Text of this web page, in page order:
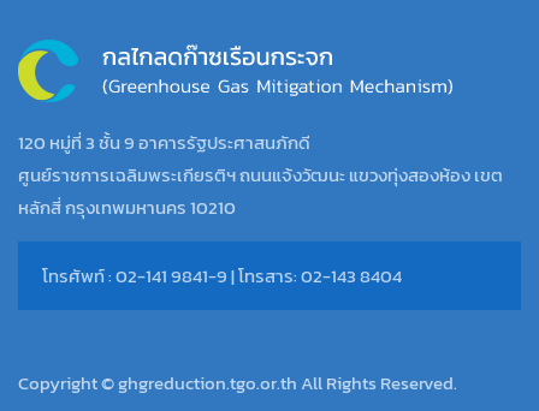
120 หมู่ที่ 3 ชั้น 9 อาคารรัฐประศาสนภักดี
ศูนย์ราชการเฉลิมพระเกียรติฯ ถนนแจ้งวัฒนะ แขวงทุ่งสองห้อง เขต
หลักสี่ กรุงเทพมหานคร 10210
โทรศัพท์ : 02-141 9841-9 | โทรสาร: 02-143 8404
Copyright © ghgreduction.tgo.or.th All Rights Reserved.